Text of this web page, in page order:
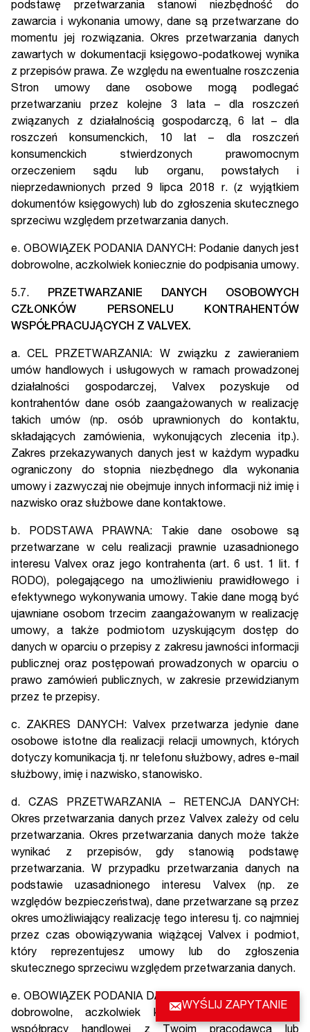
podstawę przetwarzania stanowi niezbędność do
zawarcia i wykonania umowy, dane są przetwarzane do
momentu jej rozwiązania. Okres przetwarzania danych
zawartych w dokumentacji księgowo-podatkowej wynika
z przepisów prawa. Ze względu na ewentualne roszczenia
Stron umowy dane osobowe mogą podlegać
przetwarzaniu przez kolejne 3 lata – dla roszczeń
związanych z działalnością gospodarczą, 6 lat – dla
roszczeń konsumenckich, 10 lat – dla roszczeń
konsumenckich stwierdzonych prawomocnym
orzeczeniem sądu lub organu, powstałych i
nieprzedawnionych przed 9 lipca 2018 r. (z wyjątkiem
dokumentów księgowych) lub do zgłoszenia skutecznego
sprzeciwu względem przetwarzania danych.
e. OBOWIĄZEK PODANIA DANYCH: Podanie danych jest
dobrowolne, aczkolwiek koniecznie do podpisania umowy.
5.7. PRZETWARZANIE DANYCH OSOBOWYCH
CZŁONKÓW PERSONELU KONTRAHENTÓW
WSPÓŁPRACUJĄCYCH Z VALVEX.
a. CEL PRZETWARZANIA: W związku z zawieraniem
umów handlowych i usługowych w ramach prowadzonej
działalności gospodarczej, Valvex pozyskuje od
kontrahentów dane osób zaangażowanych w realizację
takich umów (np. osób uprawnionych do kontaktu,
składających zamówienia, wykonujących zlecenia itp.).
Zakres przekazywanych danych jest w każdym wypadku
ograniczony do stopnia niezbędnego dla wykonania
umowy i zazwyczaj nie obejmuje innych informacji niż imię i
nazwisko oraz służbowe dane kontaktowe.
b. PODSTAWA PRAWNA: Takie dane osobowe są
przetwarzane w celu realizacji prawnie uzasadnionego
interesu Valvex oraz jego kontrahenta (art. 6 ust. 1 lit. f
RODO), polegającego na umożliwieniu prawidłowego i
efektywnego wykonywania umowy. Takie dane mogą być
ujawniane osobom trzecim zaangażowanym w realizację
umowy, a także podmiotom uzyskującym dostęp do
danych w oparciu o przepisy z zakresu jawności informacji
publicznej oraz postępowań prowadzonych w oparciu o
prawo zamówień publicznych, w zakresie przewidzianym
przez te przepisy.
c. ZAKRES DANYCH: Valvex przetwarza jedynie dane
osobowe istotne dla realizacji relacji umownych, których
dotyczy komunikacja tj. nr telefonu służbowy, adres e-mail
służbowy, imię i nazwisko, stanowisko.
d. CZAS PRZETWARZANIA – RETENCJA DANYCH:
Okres przetwarzania danych przez Valvex zależy od celu
przetwarzania. Okres przetwarzania danych może także
wynikać z przepisów, gdy stanowią podstawę
przetwarzania. W przypadku przetwarzania danych na
podstawie uzasadnionego interesu Valvex (np. ze
względów bezpieczeństwa), dane przetwarzane są przez
okres umożliwiający realizację tego interesu tj. co najmniej
przez czas obowiązywania wiążącej Valvex i podmiot,
który reprezentujesz umowy lub do zgłoszenia
skutecznego sprzeciwu względem przetwarzania danych.
e. OBOWIĄZEK PODANIA DANYCH: Podanie danych jest
dobrowolne, aczkolwiek koniecznie do nawiązania
WYŚLIJ ZAPYTANIE